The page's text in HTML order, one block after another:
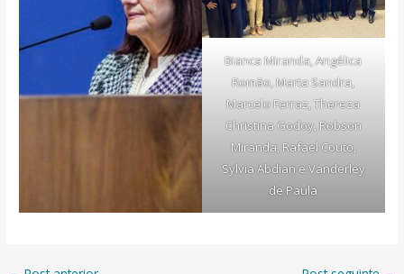
Bianca Miranda, Angélica
Romão, Marta Sandra,
Marcelo Ferraz, Thereza
Christina Godoy, Robson
Miranda, Rafael Couto,
Sylvia Abdian e Vanderley
de Paula